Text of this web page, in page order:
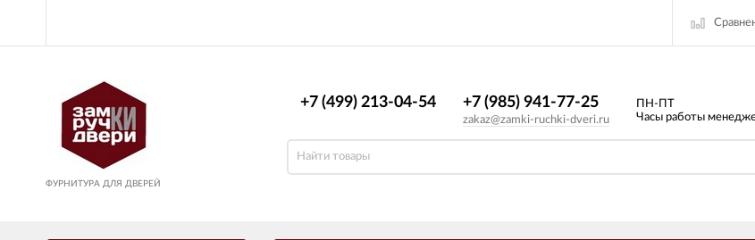
ФУРНИТУРА ДЛЯ ДВЕРЕЙ
+7 (499) 213-04-54​ +7 (985) 941-77-25
zakaz@zamki-ruchki-dveri.ru
ПН-ПТ
Часы работы